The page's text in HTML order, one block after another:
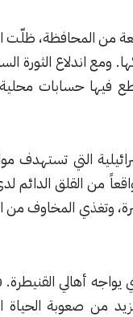
واسعة من المحافظة،
فيها حسابات محلية
التي تستهدف
من القلق الدائم
وتغذي المخاوف من
أهالي
صعوبة الحياة